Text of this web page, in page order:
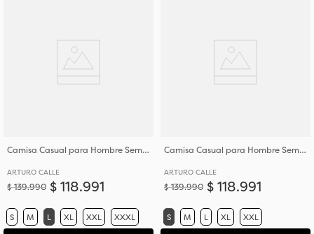
Camisa Casual para Hombre Semi Slim Fit Corte Ajustado Al Torso
ARTURO CALLE
$139.990 $ 118.991
S M L XL XXL XXXL
Camisa Casual para Hombre Semi Slim Fit Corte Ajustado Al Torso
ARTURO CALLE
$139.990 $ 118.991
S M L XL XXL